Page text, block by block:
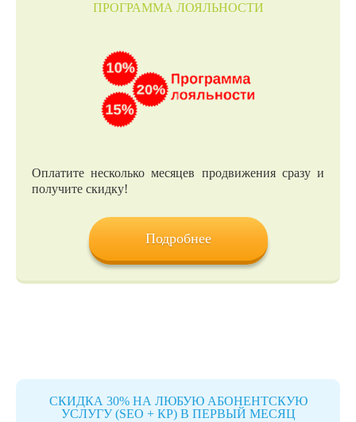
ПРОГРАММА ЛОЯЛЬНОСТИ
Оплатите несколько месяцев продвижения сразу и
получите скидку!
Подробнее
СКИДКА 30% НА ЛЮБУЮ АБОНЕНТСКУЮ
УСЛУГУ (SEO + КР) В ПЕРВЫЙ МЕСЯЦ